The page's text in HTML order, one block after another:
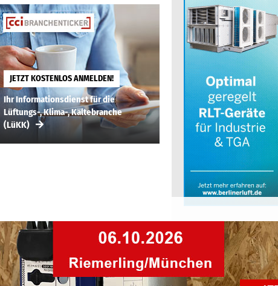
JETZT KOSTENLOS ANMELDEN!
Ihr Informationsdienst für die
Lüftungs-, Klima-, Kältebranche
(LüKK)